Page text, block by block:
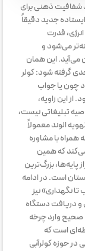
شفافیت ذهنی برای
جدید دقیقاً
قدرت
می‌شود و
می‌آید. این همان
گرفته شود: کولر
چون یا جواب
این زاویه،
تبلیغاتی نیست،
الوند معمولاً
همراه با مشاوره
که همین
پایه‌ها، بزرگ‌ترین
است. در ادامه
جدید ایستاده در ۱۴۰۴ از نصب تا نگهداری» نیز
و دریافت دستگاه
صحیح وارد چرخه
است که
حوزه کولرآبی